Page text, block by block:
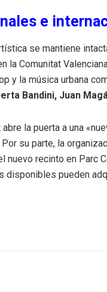
e
se mantiene
la Comunitat
y la música urbana
Bandini, Juan
la puerta a una
Por su parte, la
nuevo recinto en Parc
disponibles pueden